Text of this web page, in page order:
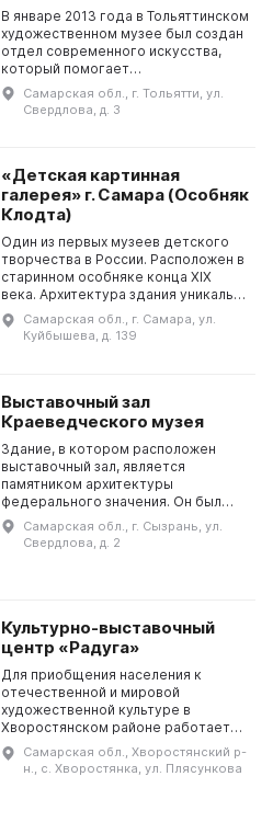
В январе 2013 года в Тольяттинском
художественном музее был создан
отдел современного искусства,
который помогает
популяризировать актуальное
искусство и знакомить горожан с
его основными тенденциями....
Самарская обл., г. Тольятти, ул.
Свердлова, д. 3
«Детская картинная
галерея» г. Самара (Особняк
Клодта)
Один из первых музеев детского
творчества в России. Расположен в
старинном особняке конца ХIХ
века. Архитектура здания уникальна
- второго такого в Самаре не найти!
Хозяин дома, купец Иван
Андреевич К...
Самарская обл., г. Самара, ул.
Куйбышева, д. 139
Выставочный зал
Краеведческого музея
Здание, в котором расположен
выставочный зал, является
памятником архитектуры
федерального значения. Он был
построен в 1908-1910 годах и до
революции 1917 г. был усадьбой
крупного мукомола Мартиньяна ...
Самарская обл., г. Сызрань, ул.
Свердлова, д. 2
Культурно-выставочный
центр «Радуга»
Для приобщения населения к
отечественной и мировой
художественной культуре в
Хворостянском районе работает
культурно-выставочный центр
«Радуга». Здесь бесплатно
проводятся экспозиции
Самарская обл., Хворостянский р-
н., с. Хворостянка, ул. Плясункова